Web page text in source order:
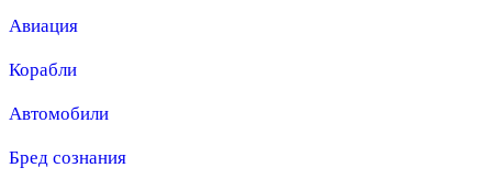
Авиация
Корабли
Автомобили
Бред сознания